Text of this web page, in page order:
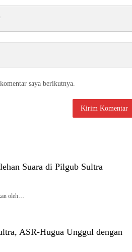
saya berikutnya.
Suara di Pilgub Sultra
oleh…
ASR-Hugua Unggul dengan